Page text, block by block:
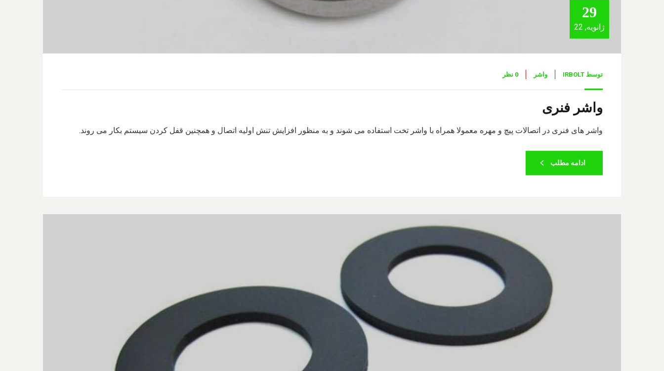
29
ژانویه, 22
توسط IRBOLT واشر 0 نظر
واشر فنری
واشر های فنری در اتصالات پیچ و مهره معمولا همراه با واشر تخت استفاده می شوند و به منظور افزایش تنش اولیه اتصال و همچنین قفل کردن سیستم بکار می روند.
ادامه مطلب